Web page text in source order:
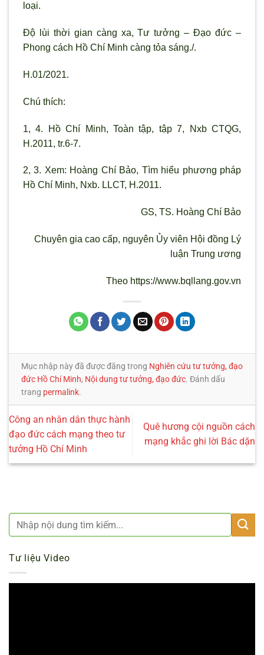
loại.
Độ lùi thời gian càng xa, Tư tưởng – Đạo đức –
Phong cách Hồ Chí Minh càng tỏa sáng./.
H.01/2021.
Chú thích:
1, 4. Hồ Chí Minh, Toàn tập, tập 7, Nxb CTQG,
H.2011, tr.6-7.
2, 3. Xem: Hoàng Chí Bảo, Tìm hiểu phương pháp
Hồ Chí Minh, Nxb. LLCT, H.2011.
GS, TS. Hoàng Chí Bảo
Chuyên gia cao cấp, nguyên Ủy viên Hội đồng Lý
luận Trung ương
Theo https://www.bqllang.gov.vn
Mục nhập này đã được đăng trong Nghiên cứu tư tưởng, đạo
đức Hồ Chí Minh, Nội dung tư tưởng, đạo đức. Đánh dấu
trang permalink.
Công an nhân dân thực hành
đạo đức cách mạng theo tư
tưởng Hồ Chí Minh
Quê hương cội nguồn cách
mạng khắc ghi lời Bác dặn
Tư liệu Video